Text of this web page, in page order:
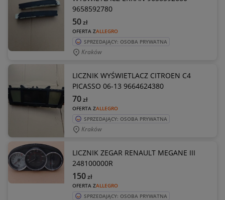
9658592780
OFERTA ZALLEGRO
50zł
SPRZEDAJĄCY: OSOBA PRYWATNA
Kraków
LICZNIK WYŚWIETLACZ CITROEN C4
PICASSO 06-13 9664624380
OFERTA ZALLEGRO
70zł
SPRZEDAJĄCY: OSOBA PRYWATNA
Kraków
LICZNIK ZEGAR RENAULT MEGANE III
248100000R
OFERTA ZALLEGRO
150zł
SPRZEDAJĄCY: OSOBA PRYWATNA